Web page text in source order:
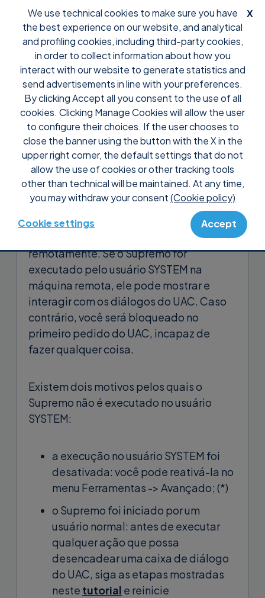
X
We use technical cookies to make sure you have
the best experience on our website, and analytical
and profiling cookies, including third-party cookies,
in order to collect information about how you
interact with our website to generate statistics and
send advertisements in line with your preferences.
By clicking Accept all you consent to the use of all
cookies. Clicking Manage Cookies will allow the user
to configure their choices. If the user chooses to
close the banner using the button with the X in the
upper right corner, the default settings that do not
allow the use of cookies or other tracking tools
other than technical will be maintained. At any time,
you may withdraw your consent(Cookie policy)
Cookie settings Accept
Support Perguntas frequentes Controle
Por que não consigo interagir
com as caixas de diálogo do
UAC (Controle de Conta de
Usuário)?
O UAC é um poderoso recurso de
segurança do Windows, mas pode causar
problemas quando se controla um PC
remotamente. Se o Supremo for
executado pelo usuário SYSTEM na
máquina remota, ele pode mostrar e
interagir com os diálogos do UAC. Caso
contrário, você será bloqueado no
primeiro pedido do UAC, incapaz de
fazer qualquer coisa.
Existem dois motivos pelos quais o
Supremo não é executado no usuário
SYSTEM:
a execução no usuário SYSTEM foi
desativada: você pode reativá-la no
menu Ferramentas -> Avançado; (*)
o Supremo foi iniciado por um
usuário normal: antes de executar
qualquer ação que possa
desencadear uma caixa de diálogo
do UAC, siga as etapas mostradas
neste tutorial e reinicie